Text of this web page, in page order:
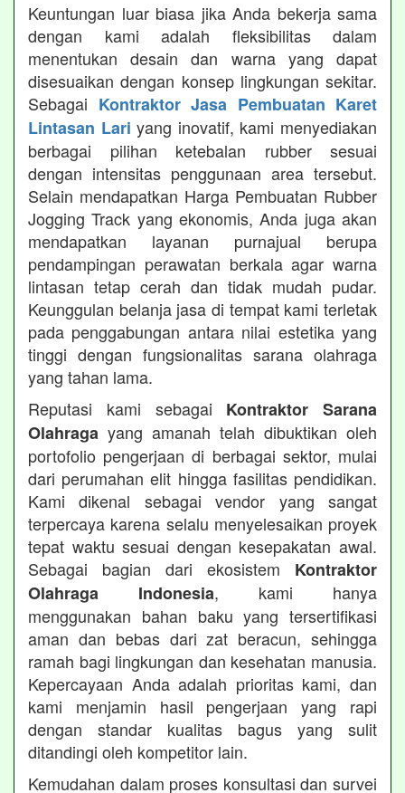
Keuntungan luar biasa jika Anda bekerja sama
dengan kami adalah fleksibilitas dalam
menentukan desain dan warna yang dapat
disesuaikan dengan konsep lingkungan sekitar.
Sebagai Kontraktor Jasa Pembuatan Karet
Lintasan Lari yang inovatif, kami menyediakan
berbagai pilihan ketebalan rubber sesuai
dengan intensitas penggunaan area tersebut.
Selain mendapatkan Harga Pembuatan Rubber
Jogging Track yang ekonomis, Anda juga akan
mendapatkan layanan purnajual berupa
pendampingan perawatan berkala agar warna
lintasan tetap cerah dan tidak mudah pudar.
Keunggulan belanja jasa di tempat kami terletak
pada penggabungan antara nilai estetika yang
tinggi dengan fungsionalitas sarana olahraga
yang tahan lama.
Reputasi kami sebagai Kontraktor Sarana
Olahraga yang amanah telah dibuktikan oleh
portofolio pengerjaan di berbagai sektor, mulai
dari perumahan elit hingga fasilitas pendidikan.
Kami dikenal sebagai vendor yang sangat
terpercaya karena selalu menyelesaikan proyek
tepat waktu sesuai dengan kesepakatan awal.
Sebagai bagian dari ekosistem Kontraktor
Olahraga Indonesia, kami hanya
menggunakan bahan baku yang tersertifikasi
aman dan bebas dari zat beracun, sehingga
ramah bagi lingkungan dan kesehatan manusia.
Kepercayaan Anda adalah prioritas kami, dan
kami menjamin hasil pengerjaan yang rapi
dengan standar kualitas bagus yang sulit
ditandingi oleh kompetitor lain.
Kemudahan dalam proses konsultasi dan survei